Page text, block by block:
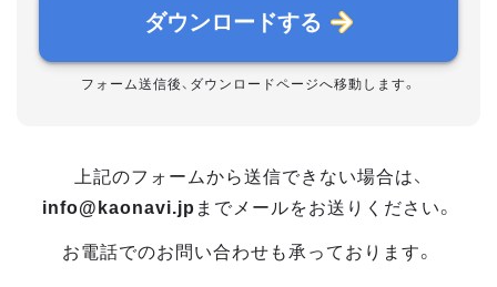
ダウンロードする
フォーム送信後、ダウンロードページへ移動します。
上記のフォームから送信できない場合は、
info@kaonavi.jp までメールをお送りください。
お電話でのお問い合わせも承っております。